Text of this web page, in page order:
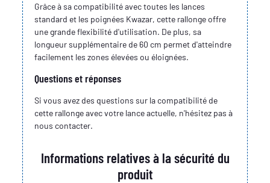
Grâce à sa compatibilité avec toutes les lances
standard et les poignées Kwazar, cette rallonge offre
une grande flexibilité d'utilisation. De plus, sa
longueur supplémentaire de 60 cm permet d'atteindre
facilement les zones élevées ou éloignées.
Questions et réponses
Si vous avez des questions sur la compatibilité de
cette rallonge avec votre lance actuelle, n'hésitez pas à
nous contacter.
Informations relatives à la sécurité du
produit